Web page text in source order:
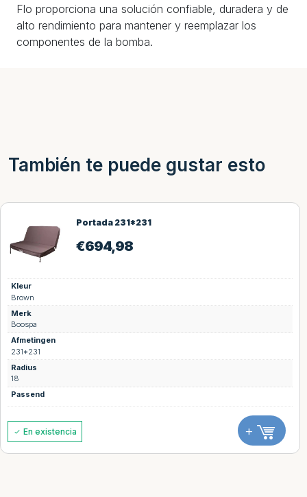
Flo proporciona una solución confiable, duradera y de
alto rendimiento para mantener y reemplazar los
componentes de la bomba.
También te puede gustar esto
Portada 231*231
€694,98
Kleur
Brown
Merk
Boospa
Afmetingen
231*231
Radius
18
Passend
En existencia +